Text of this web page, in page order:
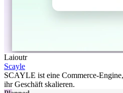
Laioutr
Scayle
SCAYLE ist eine Commerce-
ihr Geschäft skalieren.